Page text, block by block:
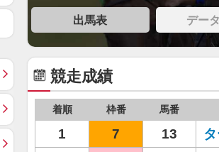
出馬表 デー
競走成績
着順 枠番 馬番
1 7 13